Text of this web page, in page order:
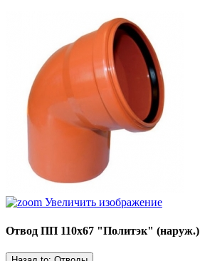
Увеличить изображение
Отвод ПП 110х67 "Политэк" (наруж.)